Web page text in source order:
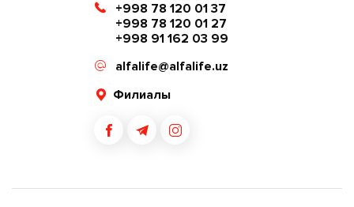
+998 78 120 01 37
+998 78 120 01 27
+998 91 162 03 99
alfalife@alfalife.uz
Филиалы